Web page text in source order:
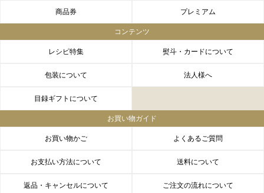
商品券 プレミアム
コンテンツ
レシピ特集 熨斗・カードについて
包装について 法人様へ
目録ギフトについて
お買い物ガイド
お買い物かご よくあるご質問
お支払い方法について 送料について
返品・キャンセルについて ご注文の流れについて